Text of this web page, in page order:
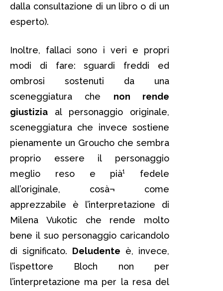
dalla consultazione di un libro o di un
esperto).
Inoltre, fallaci sono i veri e propri
modi di fare: sguardi freddi ed
ombrosi sostenuti da una
sceneggiatura che non rende
giustizia al personaggio originale,
sceneggiatura che invece sostiene
pienamente un Groucho che sembra
proprio essere il personaggio
meglio reso e pià¹ fedele
all’originale, cosà¬ come
apprezzabile è l’interpretazione di
Milena Vukotic che rende molto
bene il suo personaggio caricandolo
di significato. Deludente è, invece,
l’ispettore Bloch non per
l’interpretazione ma per la resa del